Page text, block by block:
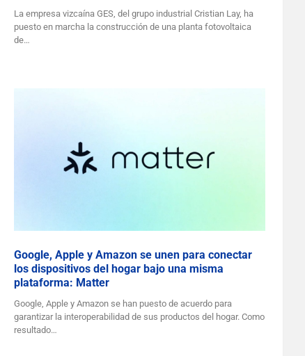
La empresa vizcaína GES, del grupo industrial Cristian Lay, ha
puesto en marcha la construcción de una planta fotovoltaica
de…
Google, Apple y Amazon se unen para conectar
los dispositivos del hogar bajo una misma
plataforma: Matter
Google, Apple y Amazon se han puesto de acuerdo para
garantizar la interoperabilidad de sus productos del hogar. Como
resultado…